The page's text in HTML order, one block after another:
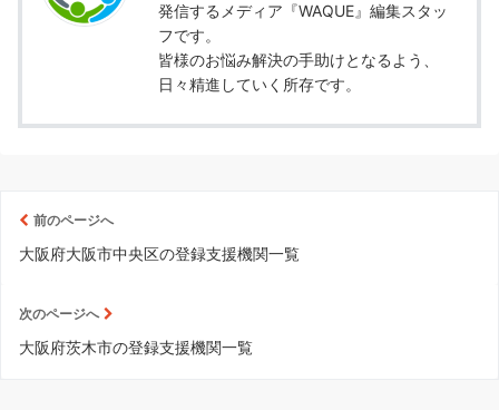
発信するメディア『WAQUE』編集スタッ
フです。
皆様のお悩み解決の手助けとなるよう、
日々精進していく所存です。
前のページへ
大阪府大阪市中央区の登録支援機関一覧
次のページへ
大阪府茨木市の登録支援機関一覧